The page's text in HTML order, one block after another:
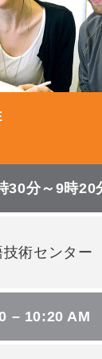
30分～9時20
技術センター
– 10:20 AM